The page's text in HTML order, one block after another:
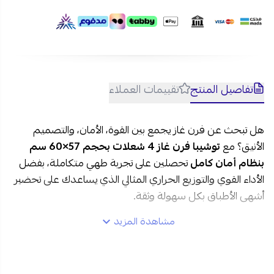
تفاصيل المنتج تقييمات العملاء
هل تبحث عن فرن غاز يجمع بين القوة، الأمان، والتصميم
الأنيق؟ مع
توشيبا فرن غاز 4 شعلات بحجم 57×60 سم
بنظام أمان كاملتحصلين على تجربة طهي متكاملة، بفضل
الأداء القوي والتوزيع الحراري المثالي الذي يساعدك على تحضير
أشهى الأطباق بكل سهولة وثقة.
مشاهدة المزيد